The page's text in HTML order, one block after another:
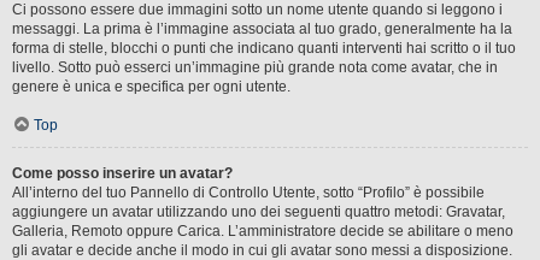
Ci possono essere due immagini sotto un nome utente quando si leggono i
messaggi. La prima è l’immagine associata al tuo grado, generalmente ha la
forma di stelle, blocchi o punti che indicano quanti interventi hai scritto o il tuo
livello. Sotto può esserci un’immagine più grande nota come avatar, che in
genere è unica e specifica per ogni utente.
Top
Come posso inserire un avatar?
All’interno del tuo Pannello di Controllo Utente, sotto “Profilo” è possibile
aggiungere un avatar utilizzando uno dei seguenti quattro metodi: Gravatar,
Galleria, Remoto oppure Carica. L’amministratore decide se abilitare o meno
gli avatar e decide anche il modo in cui gli avatar sono messi a disposizione.